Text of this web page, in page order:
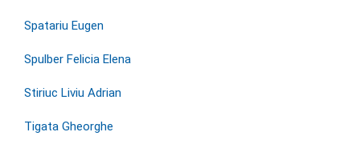
Spatariu Eugen
Spulber Felicia Elena
Stiriuc Liviu Adrian
Tigata Gheorghe